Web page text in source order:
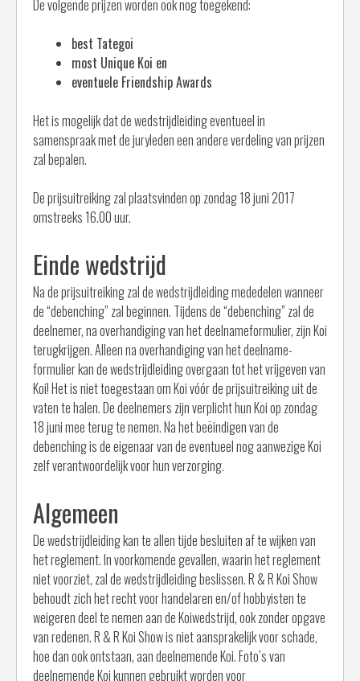
De volgende prijzen worden ook nog toegekend:
best Tategoi
most Unique Koi en
eventuele Friendship Awards
Het is mogelijk dat de wedstrijdleiding eventueel in
samenspraak met de juryleden een andere verdeling van prijzen
zal bepalen.
De prijsuitreiking zal plaatsvinden op zondag 18 juni 2017
omstreeks 16.00 uur.
Einde wedstrijd
Na de prijsuitreiking zal de wedstrijdleiding mededelen wanneer
de “debenching” zal beginnen. Tijdens de “debenching” zal de
deelnemer, na overhandiging van het deelnameformulier, zijn Koi
terugkrijgen. Alleen na overhandiging van het deelname-
formulier kan de wedstrijdleiding overgaan tot het vrijgeven van
Koi! Het is niet toegestaan om Koi vóór de prijsuitreiking uit de
vaten te halen. De deelnemers zijn verplicht hun Koi op zondag
18 juni mee terug te nemen. Na het beëindigen van de
debenching is de eigenaar van de eventueel nog aanwezige Koi
zelf verantwoordelijk voor hun verzorging.
Algemeen
De wedstrijdleiding kan te allen tijde besluiten af te wijken van
het reglement. In voorkomende gevallen, waarin het reglement
niet voorziet, zal de wedstrijdleiding beslissen. R & R Koi Show
behoudt zich het recht voor handelaren en/of hobbyisten te
weigeren deel te nemen aan de Koiwedstrijd, ook zonder opgave
van redenen. R & R Koi Show is niet aansprakelijk voor schade,
hoe dan ook ontstaan, aan deelnemende Koi. Foto’s van
deelnemende Koi kunnen gebruikt worden voor